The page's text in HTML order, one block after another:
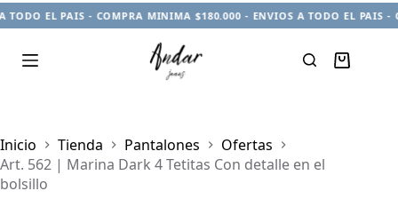
EL PAIS - COMPRA MINIMA $180.000 - ENVIOS A TODO EL PAIS -
Carro
Inicio
Tienda Pantalones
Ofertas
Art. 562 | Marina Dark 4 Tetitas Con detalle en el
bolsillo